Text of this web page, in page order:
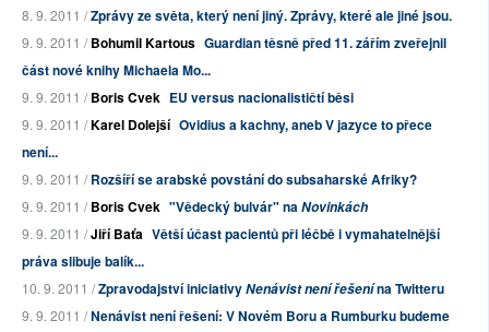
8. 9. 2011 /Zprávy ze světa, který není jiný. Zprávy, které ale jiné jsou.
9. 9. 2011 /Bohumil Kartous Guardian těsně před 11. zářím zveřejnil
část nové knihy Michaela Mo...
9. 9. 2011 /Boris Cvek EU versus nacionalističtí běsi
9. 9. 2011 /Karel Dolejší Ovidius a kachny, aneb V jazyce to přece
není...
9. 9. 2011 /Rozšíří se arabské povstání do subsaharské Afriky?
9. 9. 2011 /Boris Cvek "Vědecký bulvár" naNovinkách
9. 9. 2011 /Jiří Baťa Větší účast pacientů při léčbě i vymahatelnější
práva slibuje balík...
10. 9. 2011 /Zpravodajství iniciativyNenávist není řešenína Twitteru
9. 9. 2011 /Nenávist není řešení: V Novém Boru a Rumburku budeme